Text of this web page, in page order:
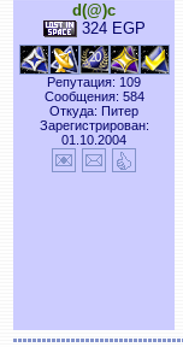
d(@)c
324 EGP
Репутация: 109
Сообщения: 584
Откуда: Питер
Зарегистрирован:
01.10.2004